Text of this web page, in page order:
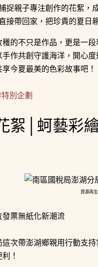
捉親子專注創作的花絮，
接帶回家，把珍貴的夏日
的不只是作品，更是一
作共創守護海洋，開心度
今夏最美的色彩故事吧！
別企劃
絮│蚵藝彩
資源再
票無紙化新潮流
次帶澎湖鄉親用行動支
！